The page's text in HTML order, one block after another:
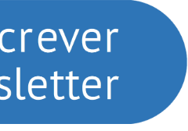
Volta” com descontos de